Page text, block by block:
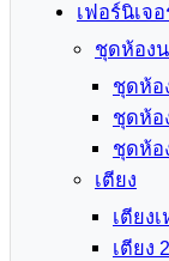
เฟอร์นิเจ
ชุดห้อง
ชุดห้อ
ชุดห้อ
ชุดห้อ
เตียง
เตียง
เตียง